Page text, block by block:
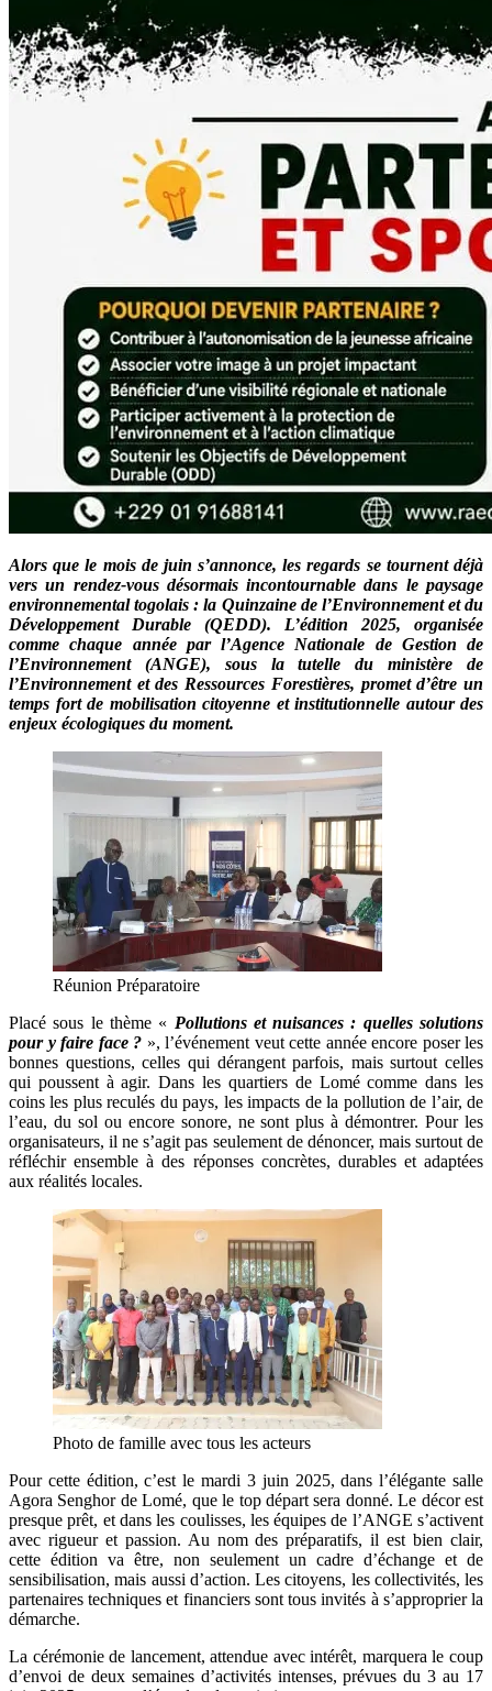
Alors que le mois de juin s’annonce, les regards se tournent déjà
vers un rendez-vous désormais incontournable dans le paysage
environnemental togolais : la Quinzaine de l’Environnement et du
Développement Durable (QEDD). L’édition 2025, organisée
comme chaque année par l’Agence Nationale de Gestion de
l’Environnement (ANGE), sous la tutelle du ministère de
l’Environnement et des Ressources Forestières, promet d’être un
temps fort de mobilisation citoyenne et institutionnelle autour des
enjeux écologiques du moment.
Réunion Préparatoire
Placé sous le thème « Pollutions et nuisances : quelles solutions
pour y faire face ? », l’événement veut cette année encore poser les
bonnes questions, celles qui dérangent parfois, mais surtout celles
qui poussent à agir. Dans les quartiers de Lomé comme dans les
coins les plus reculés du pays, les impacts de la pollution de l’air, de
l’eau, du sol ou encore sonore, ne sont plus à démontrer. Pour les
organisateurs, il ne s’agit pas seulement de dénoncer, mais surtout de
réfléchir ensemble à des réponses concrètes, durables et adaptées
aux réalités locales.
Photo de famille avec tous les acteurs
Pour cette édition, c’est le mardi 3 juin 2025, dans l’élégante salle
Agora Senghor de Lomé, que le top départ sera donné. Le décor est
presque prêt, et dans les coulisses, les équipes de l’ANGE s’activent
avec rigueur et passion. Au nom des préparatifs, il est bien clair,
cette édition va être, non seulement un cadre d’échange et de
sensibilisation, mais aussi d’action. Les citoyens, les collectivités, les
partenaires techniques et financiers sont tous invités à s’approprier la
démarche.
La cérémonie de lancement, attendue avec intérêt, marquera le coup
d’envoi de deux semaines d’activités intenses, prévues du 3 au 17